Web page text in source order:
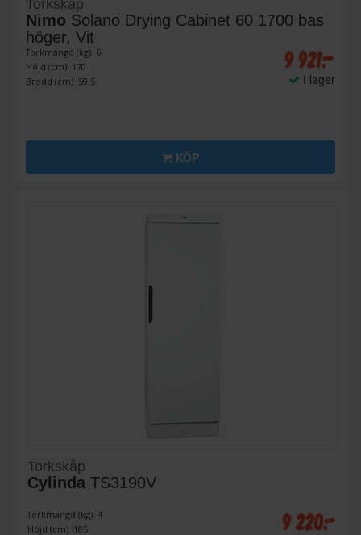
Torkskåp
Nimo Solano Drying Cabinet 60 1700 bas
höger, Vit
Torkmängd (kg): 6
Höjd (cm): 170
Bredd (cm): 59.5
9 921:-
I lager
KÖP
Torkskåp
Cylinda TS3190V
Torkmängd (kg): 4
Höjd (cm): 185
9 220:-